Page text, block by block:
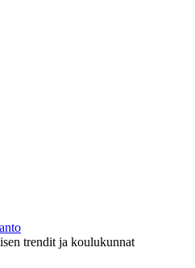
trendit ja koulukunnat